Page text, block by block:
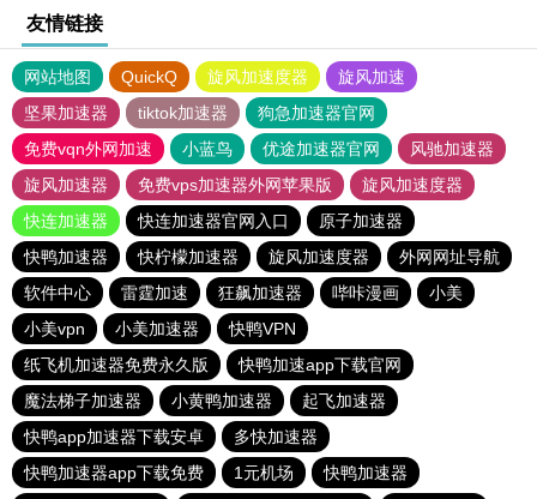
友情链接
网站地图 QuickQ 旋风加速度器
旋风加速
坚果加速器
tiktok加速器
狗急加速器官网
免费vqn外网加速
小蓝鸟 优途加速器官网
风驰加速器
旋风加速器
免费vps加速器外网苹果版
旋风加速度器
快连加速器
快连加速器官网入口
原子加速器
快鸭加速器
快柠檬加速器 旋风加速度器
外网网址导航
软件中心
雷霆加速 狂飙加速器 哔咔漫画
小美
小美vpn
小美加速器
快鸭VPN
纸飞机加速器免费永久版
快鸭加速app下载官网
魔法梯子加速器
小黄鸭加速器
起飞加速器
快鸭app加速器下载安卓
多快加速器
快鸭加速器app下载免费
1元机场 快鸭加速器